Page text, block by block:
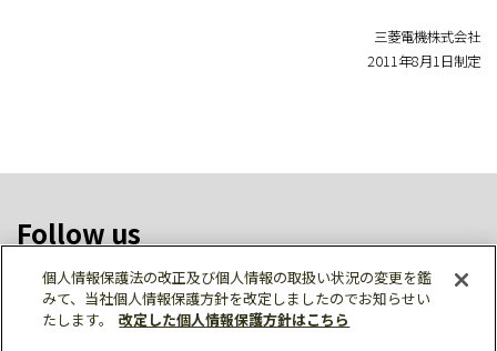
三菱電機株式会社
2011年8月1日制定
Follow us
個人情報保護法の改正及び個人情報の取扱い状況の変更を鑑
みて、当社個人情報保護方針を改定しましたのでお知らせい
たします。
改定した個人情報保護方針はこちら